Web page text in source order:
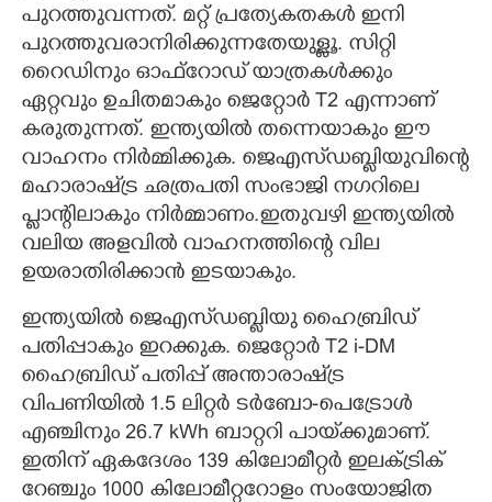
പുറത്തുവന്നത്. മറ്റ് പ്രത്യേകതകൾ ഇനി
പുറത്തുവരാനിരിക്കുന്നതേയുള്ളൂ. സിറ്റി
റൈഡിനും ഓഫ്റോഡ് യാത്രകൾക്കും
ഏറ്റവും ഉചിതമാകും ജെറ്റോർ T2 എന്നാണ്
കരുതുന്നത്. ഇന്ത്യയിൽ തന്നെയാകും ഈ
വാഹനം നിർമ്മിക്കുക. ജെഎസ്‌ഡബ്ളിയുവിന്റെ
മഹാരാഷ്‌ട്ര ഛത്രപതി സംഭാജി നഗറിലെ
പ്ളാന്റിലാകും നിർമ്മാണം.ഇതുവഴി ഇന്ത്യയിൽ
വലിയ അളവിൽ വാഹനത്തിന്റെ വില
ഉയരാതിരിക്കാൻ ഇടയാകും.
ഇന്ത്യയിൽ ജെഎസ്‌ഡബ്ളിയു ഹൈബ്രിഡ്
പതിപ്പാകും ഇറക്കുക. ജെറ്റോര്‍ T2 i-DM
ഹൈബ്രിഡ് പതിപ്പ് അന്താരാഷ്‌ട്ര
വിപണിയിൽ 1.5 ലിറ്റർ ടർബോ-പെട്രോൾ
എഞ്ചിനും 26.7 kWh ബാറ്ററി പായ്‌ക്കുമാണ്.
ഇതിന് ഏകദേശം 139 കിലോമീറ്റർ ഇലക്ട്രിക്
റേഞ്ചും 1000 കിലോമീറ്ററോളം സംയോജിത